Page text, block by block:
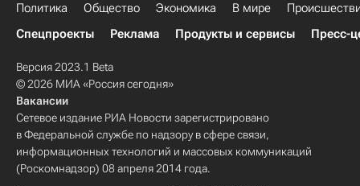
Политика Общество Экономика В мире
Спецпроекты
Реклама Продукты и сервисы Пресс-
Версия 2023.1 Beta
© 2026 МИА «Россия сегодня»
Вакансии
Сетевое издание РИА Новости зарегистрировано
в Федеральной службе по надзору в сфере связи,
информационных технологий и массовых коммуникаций
(Роскомнадзор) 08 апреля 2014 года.